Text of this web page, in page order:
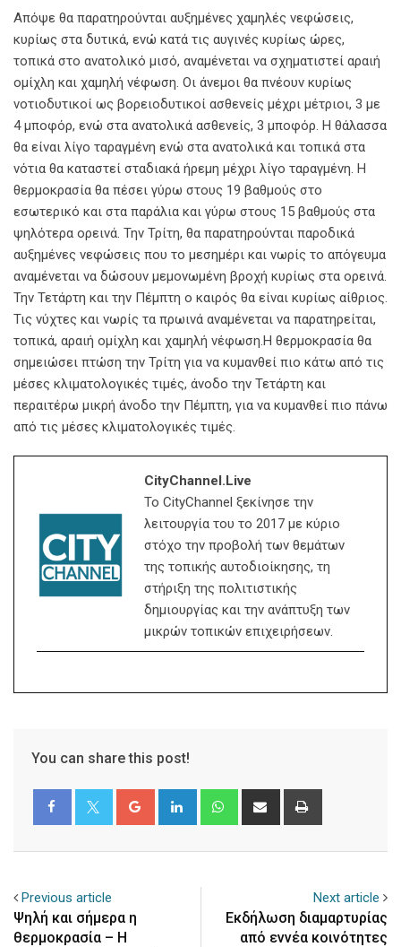
Απόψε θα παρατηρούνται αυξημένες χαμηλές νεφώσεις,
κυρίως στα δυτικά, ενώ κατά τις αυγινές κυρίως ώρες,
τοπικά στο ανατολικό μισό, αναμένεται να σχηματιστεί αραιή
ομίχλη και χαμηλή νέφωση. Οι άνεμοι θα πνέουν κυρίως
νοτιοδυτικοί ως βορειοδυτικοί ασθενείς μέχρι μέτριοι, 3 με
4 μποφόρ, ενώ στα ανατολικά ασθενείς, 3 μποφόρ. Η θάλασσα
θα είναι λίγο ταραγμένη ενώ στα ανατολικά και τοπικά στα
νότια θα καταστεί σταδιακά ήρεμη μέχρι λίγο ταραγμένη. Η
θερμοκρασία θα πέσει γύρω στους 19 βαθμούς στο
εσωτερικό και στα παράλια και γύρω στους 15 βαθμούς στα
ψηλότερα ορεινά. Την Τρίτη, θα παρατηρούνται παροδικά
αυξημένες νεφώσεις που το μεσημέρι και νωρίς το απόγευμα
αναμένεται να δώσουν μεμονωμένη βροχή κυρίως στα ορεινά.
Την Τετάρτη και την Πέμπτη ο καιρός θα είναι κυρίως αίθριος.
Τις νύχτες και νωρίς τα πρωινά αναμένεται να παρατηρείται,
τοπικά, αραιή ομίχλη και χαμηλή νέφωση.Η θερμοκρασία θα
σημειώσει πτώση την Τρίτη για να κυμανθεί πιο κάτω από τις
μέσες κλιματολογικές τιμές, άνοδο την Τετάρτη και
περαιτέρω μικρή άνοδο την Πέμπτη, για να κυμανθεί πιο πάνω
από τις μέσες κλιματολογικές τιμές.
CityChannel.live
Το CityChannel ξεκίνησε την
λειτουργία του το 2017 με κύριο
στόχο την προβολή των θεμάτων
της τοπικής αυτοδιοίκησης, τη
στήριξη της πολιτιστικής
δημιουργίας και την ανάπτυξη των
μικρών τοπικών επιχειρήσεων.
You can share this post!
Google+ LinkedIn WhatsappShare
Previous article
Ψηλή και σήμερα η
θερμοκρασία – Η
Next article
Εκδήλωση διαμαρτυρίας
από εννέα κοινότητες